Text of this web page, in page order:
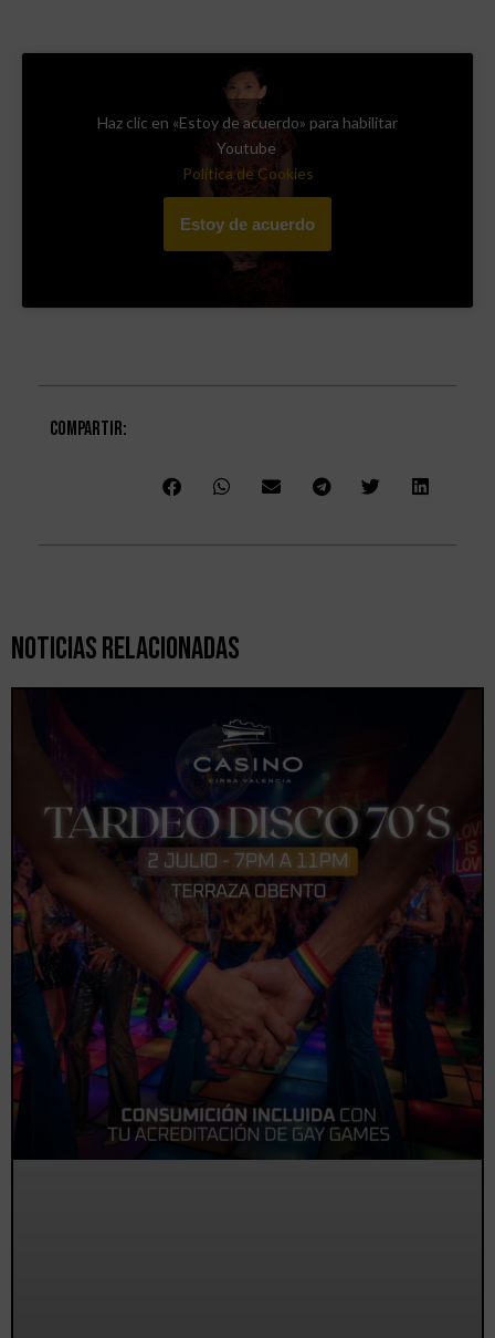
Haz clic en «Estoy de acuerdo» para habilitar
Youtube
Política de Cookies
Estoy de acuerdo
Compartir:
Noticias Relacionadas